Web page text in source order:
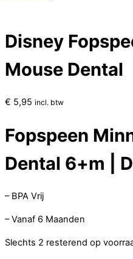
Disney
Mouse Dental
€ 5,95 incl. btw
Fopspeen
Dental 6+m |
– BPA Vrij
– Vanaf 6 Maanden
Slechts 2 resterend op